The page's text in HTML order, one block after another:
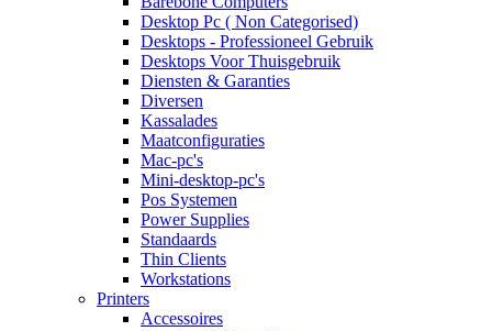
Desktop Pc ( Non Categorised)
Desktops - Professioneel Gebruik
Desktops Voor Thuisgebruik
Diensten & Garanties
Diversen
Kassalades
Maatconfiguraties
Mac-pc's
Mini-desktop-pc's
Pos Systemen
Power Supplies
Standaards
Thin Clients
Workstations
Printers
Accessoires